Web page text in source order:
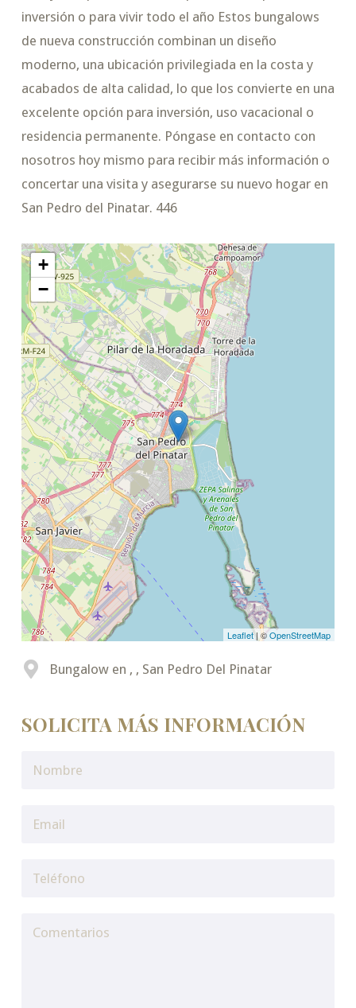
inversión o para vivir todo el año Estos bungalows
de nueva construcción combinan un diseño
moderno, una ubicación privilegiada en la costa y
acabados de alta calidad, lo que los convierte en una
excelente opción para inversión, uso vacacional o
residencia permanente. Póngase en contacto con
nosotros hoy mismo para recibir más información o
concertar una visita y asegurarse su nuevo hogar en
San Pedro del Pinatar. 446
+
−
Leaflet| ©OpenStreetMap
Bungalow en , , San Pedro Del Pinatar
SOLICITA MÁS INFORMACIÓN